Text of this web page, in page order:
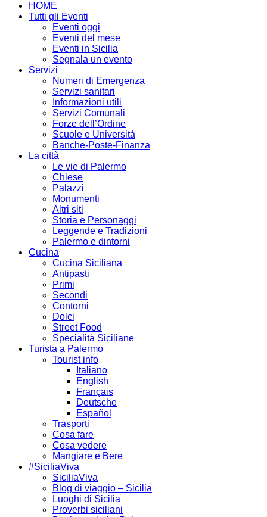
HOME
Tutti gli Eventi
Eventi oggi
Eventi del mese
Eventi in Sicilia
Segnala un evento
Servizi
Numeri di Emergenza
Servizi sanitari
Informazioni utili
Servizi Comunali
Forze dell’Ordine
Scuole e Università
Banche-Poste-Finanza
La città
Le vie di Palermo
Chiese
Palazzi
Monumenti
Altri siti
Storia e Personaggi
Leggende e Tradizioni
Palermo e dintorni
Cucina
Cucina Siciliana
Antipasti
Primi
Secondi
Contorni
Dolci
Street Food
Specialità Siciliane
Turista a Palermo
Tourist info
Italiano
English
Français
Deutsche
Español
Trasporti
Cosa fare
Cosa vedere
Mangiare e Bere
#SiciliaViva
SiciliaViva
Blog di viaggio – Sicilia
Luoghi di Sicilia
Proverbi siciliani